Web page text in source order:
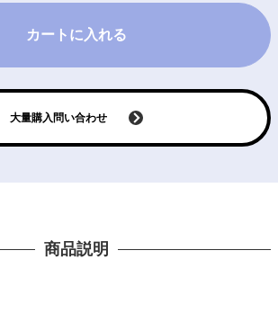
カートに入れる
大量購入問い合わせ
商品説明